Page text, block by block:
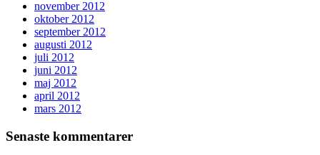
november 2012
oktober 2012
september 2012
augusti 2012
juli 2012
juni 2012
maj 2012
april 2012
mars 2012
Senaste kommentarer